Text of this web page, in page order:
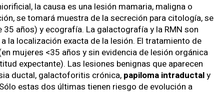
la causa es una lesión mamaria, maligna o
se tomará muestra de la secreción para citología, se
años) y ecografía. La galactografía y la RMN son
la localización exacta de la lesión. El tratamiento de
mujeres <35 años y sin evidencia de lesión orgánica
expectante). Las lesiones benignas que aparecen
ductal, galactoforitis crónica, papiloma intraductaly
estas dos últimas tienen riesgo de evolución a